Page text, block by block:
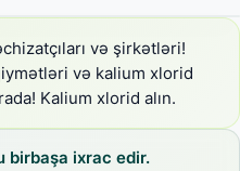
və şirkətləri!
və kalium xlorid
Kalium xlorid alın.
birbaşa ixrac edir.